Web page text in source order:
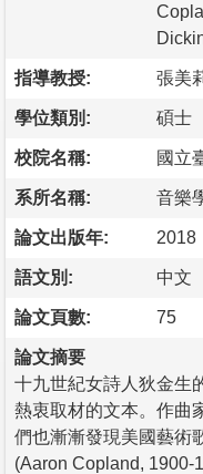
指導教授: 張美
學位類別: 碩士
校院名稱: 國立
系所名稱: 音樂
論文出版年: 2018
語文別: 中文
論文頁數: 75
論文摘要
十九世紀女詩人狄金生
熱衷取材的文本。作曲
們也漸漸發現美國藝術
(Aaron Copland, 1900-